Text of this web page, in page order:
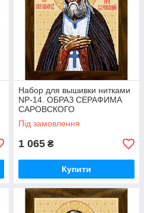
Набор для вышивки нитками
NP-14. ОБРАЗ СЕРАФИМА
САРОВСКОГО
Під замовлення
1 065 ₴
Купити